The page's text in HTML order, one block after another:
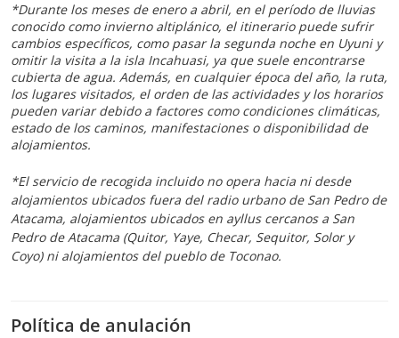
*Durante los meses de enero a abril, en el período de lluvias
conocido como invierno altiplánico, el itinerario puede sufrir
cambios específicos, como pasar la segunda noche en Uyuni y
omitir la visita a la isla Incahuasi, ya que suele encontrarse
cubierta de agua. Además, en cualquier época del año, la ruta,
los lugares visitados, el orden de las actividades y los horarios
pueden variar debido a factores como condiciones climáticas,
estado de los caminos, manifestaciones o disponibilidad de
alojamientos.
*El servicio de recogida incluido no opera hacia ni desde
alojamientos ubicados fuera del radio urbano de San Pedro de
Atacama, alojamientos ubicados en ayllus cercanos a San
Pedro de Atacama (Quitor, Yaye, Checar, Sequitor, Solor y
Coyo) ni alojamientos del pueblo de Toconao.
Política de anulación